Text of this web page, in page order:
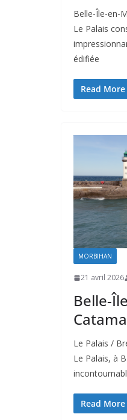
Belle-Île-en-
Le Palais
édifiée
Read More
MORBIHAN
21 avril 2026
Belle-
Le Palais /
Le Palais, à
Read More